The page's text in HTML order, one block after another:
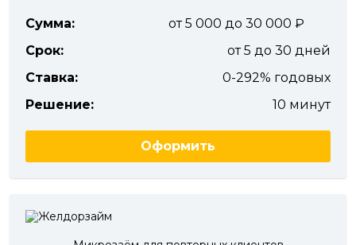
Сумма:
от 5 000 до 30 000
Срок:
от 5 до 30 дней
Ставка:
0-292% годовых
Решение:
10 минут
Оформить